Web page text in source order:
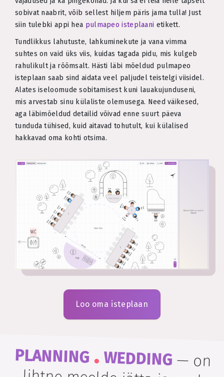
sobivat naabrit, võib sellest hiljem päris jama tulla! Just
siin tulebki appi hea pulmapeo isteplaani etikett.
Tundlikkus lahutuste, lahkuminekute ja vana vimma
suhtes on vaid üks viis, kuidas tagada pidu, mis kulgeb
rahulikult ja rõõmsalt. Hästi läbi mõeldud pulmapeo
isteplaan saab sind aidata veel paljudel teistelgi viisidel.
Alates iseloomude sobitamisest kuni lauakujunduseni,
mis arvestab sinu külaliste olemusega. Need väikesed,
aga läbimõeldud detailid võivad enne suurt päeva
tunduda tühised, kuid aitavad tohutult, kui külalised
hakkavad oma kohti otsima.
Loo oma isteplaan
PLANNING . WEDDING— on
lihtne meelde jätta ja veel